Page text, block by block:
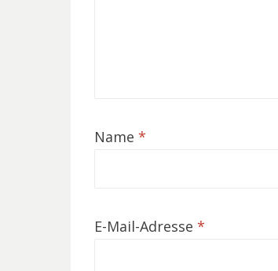
Name *
E-Mail-Adresse *